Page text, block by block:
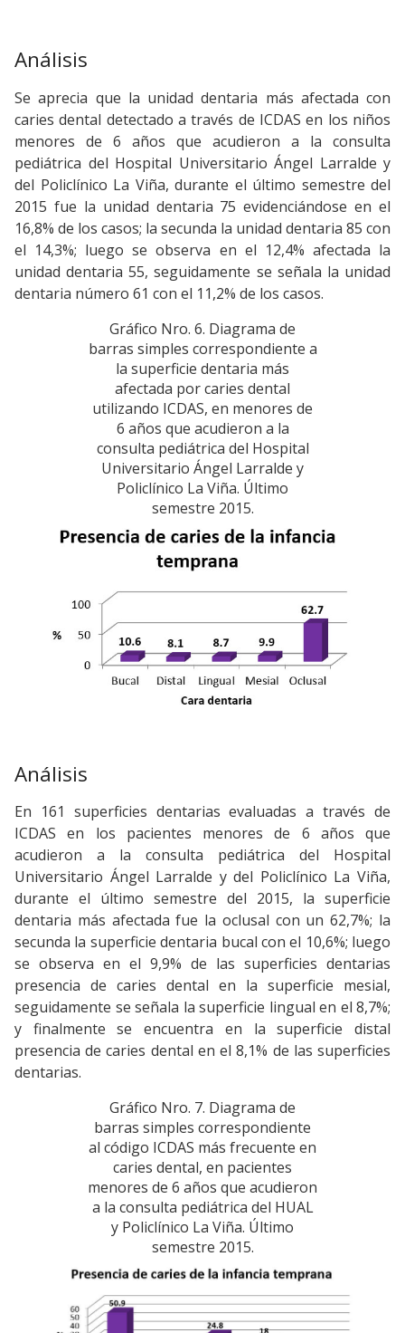
Análisis
Se aprecia que la unidad dentaria más afectada con
caries dental detectado a través de ICDAS en los niños
menores de 6 años que acudieron a la consulta
pediátrica del Hospital Universitario Ángel Larralde y
del Policlínico La Viña, durante el último semestre del
2015 fue la unidad dentaria 75 evidenciándose en el
16,8% de los casos; la secunda la unidad dentaria 85 con
el 14,3%; luego se observa en el 12,4% afectada la
unidad dentaria 55, seguidamente se señala la unidad
dentaria número 61 con el 11,2% de los casos.
Gráfico Nro. 6. Diagrama de
barras simples correspondiente a
la superficie dentaria más
afectada por caries dental
utilizando ICDAS, en menores de
6 años que acudieron a la
consulta pediátrica del Hospital
Universitario Ángel Larralde y
Policlínico La Viña. Último
semestre 2015.
Análisis
En 161 superficies dentarias evaluadas a través de
ICDAS en los pacientes menores de 6 años que
acudieron a la consulta pediátrica del Hospital
Universitario Ángel Larralde y del Policlínico La Viña,
durante el último semestre del 2015, la superficie
dentaria más afectada fue la oclusal con un 62,7%; la
secunda la superficie dentaria bucal con el 10,6%; luego
se observa en el 9,9% de las superficies dentarias
presencia de caries dental en la superficie mesial,
seguidamente se señala la superficie lingual en el 8,7%;
y finalmente se encuentra en la superficie distal
presencia de caries dental en el 8,1% de las superficies
dentarias.
Gráfico Nro. 7. Diagrama de
barras simples correspondiente
al código ICDAS más frecuente en
caries dental, en pacientes
menores de 6 años que acudieron
a la consulta pediátrica del HUAL
y Policlínico La Viña. Último
semestre 2015.